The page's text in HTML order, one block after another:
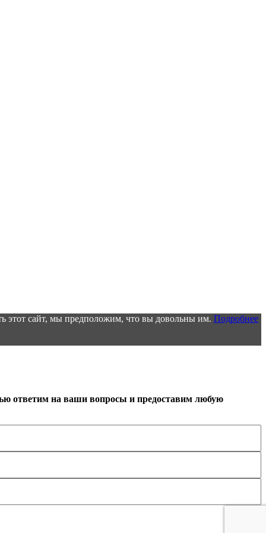
этот сайт, мы предположим, что вы довольны им. Подробнее
ответим на ваши вопросы и предоставим любую